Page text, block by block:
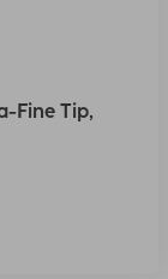
Fine Tip,